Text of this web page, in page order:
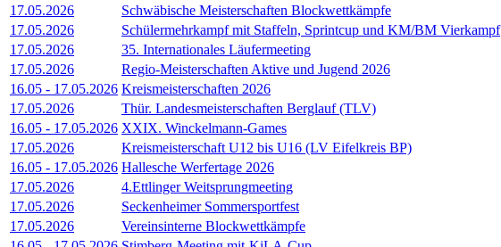
17.05.2026
Schwäbische Meisterschaften Blockwettkämpfe
17.05.2026
Schülermehrkampf mit Staffeln, Sprintcup und KM/BM Vierkampf
17.05.2026
35. Internationales Läufermeeting
17.05.2026
Regio-Meisterschaften Aktive und Jugend 2026
16.05 - 17.05.2026 Kreismeisterschaften 2026
17.05.2026
Thür. Landesmeisterschaften Berglauf (TLV)
16.05 - 17.05.2026 XXIX. Winckelmann-Games
17.05.2026
Kreismeisterschaft U12 bis U16 (LV Eifelkreis BP)
16.05 - 17.05.2026 Hallesche Werfertage 2026
17.05.2026
4.Ettlinger Weitsprungmeeting
17.05.2026
Seckenheimer Sommersportfest
17.05.2026
Vereinsinterne Blockwettkämpfe